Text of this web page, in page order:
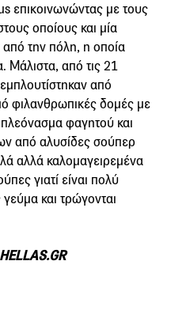
επικοινωνώντας με τους
οποίους και μία
την πόλη, η οποία
Μάλιστα, από τις 21
από
φιλανθρωπικές δομές με
φαγητού και
από αλυσίδες σούπερ
αλλά καλομαγειρεμένα
γιατί είναι πολύ
και τρώγονται